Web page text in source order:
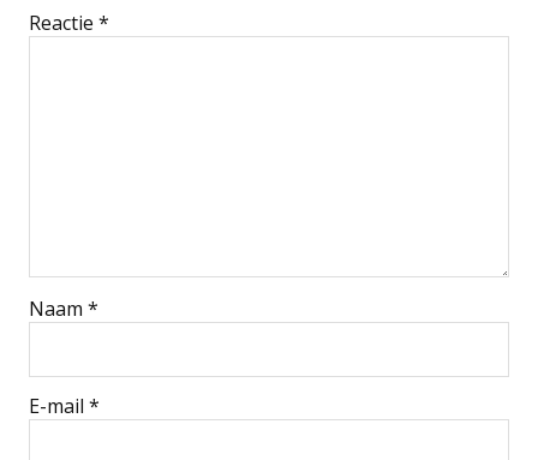
Reactie *
Naam *
E-mail *